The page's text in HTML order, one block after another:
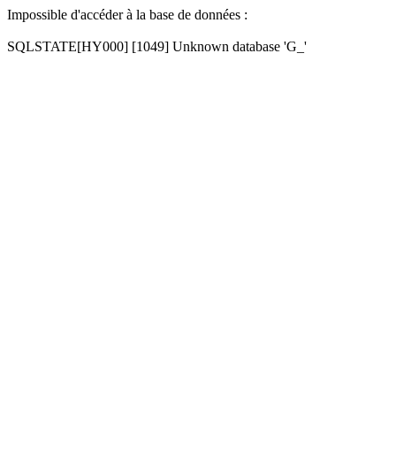
Impossible d'accéder à la base de données :
SQLSTATE[HY000] [1049] Unknown database 'G_'